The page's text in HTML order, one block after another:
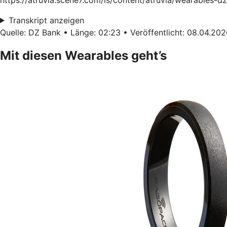
Transkript anzeigen
Quelle: DZ Bank • Länge: 02:23 • Veröffentlicht:
Mit diesen Wearables geht’s